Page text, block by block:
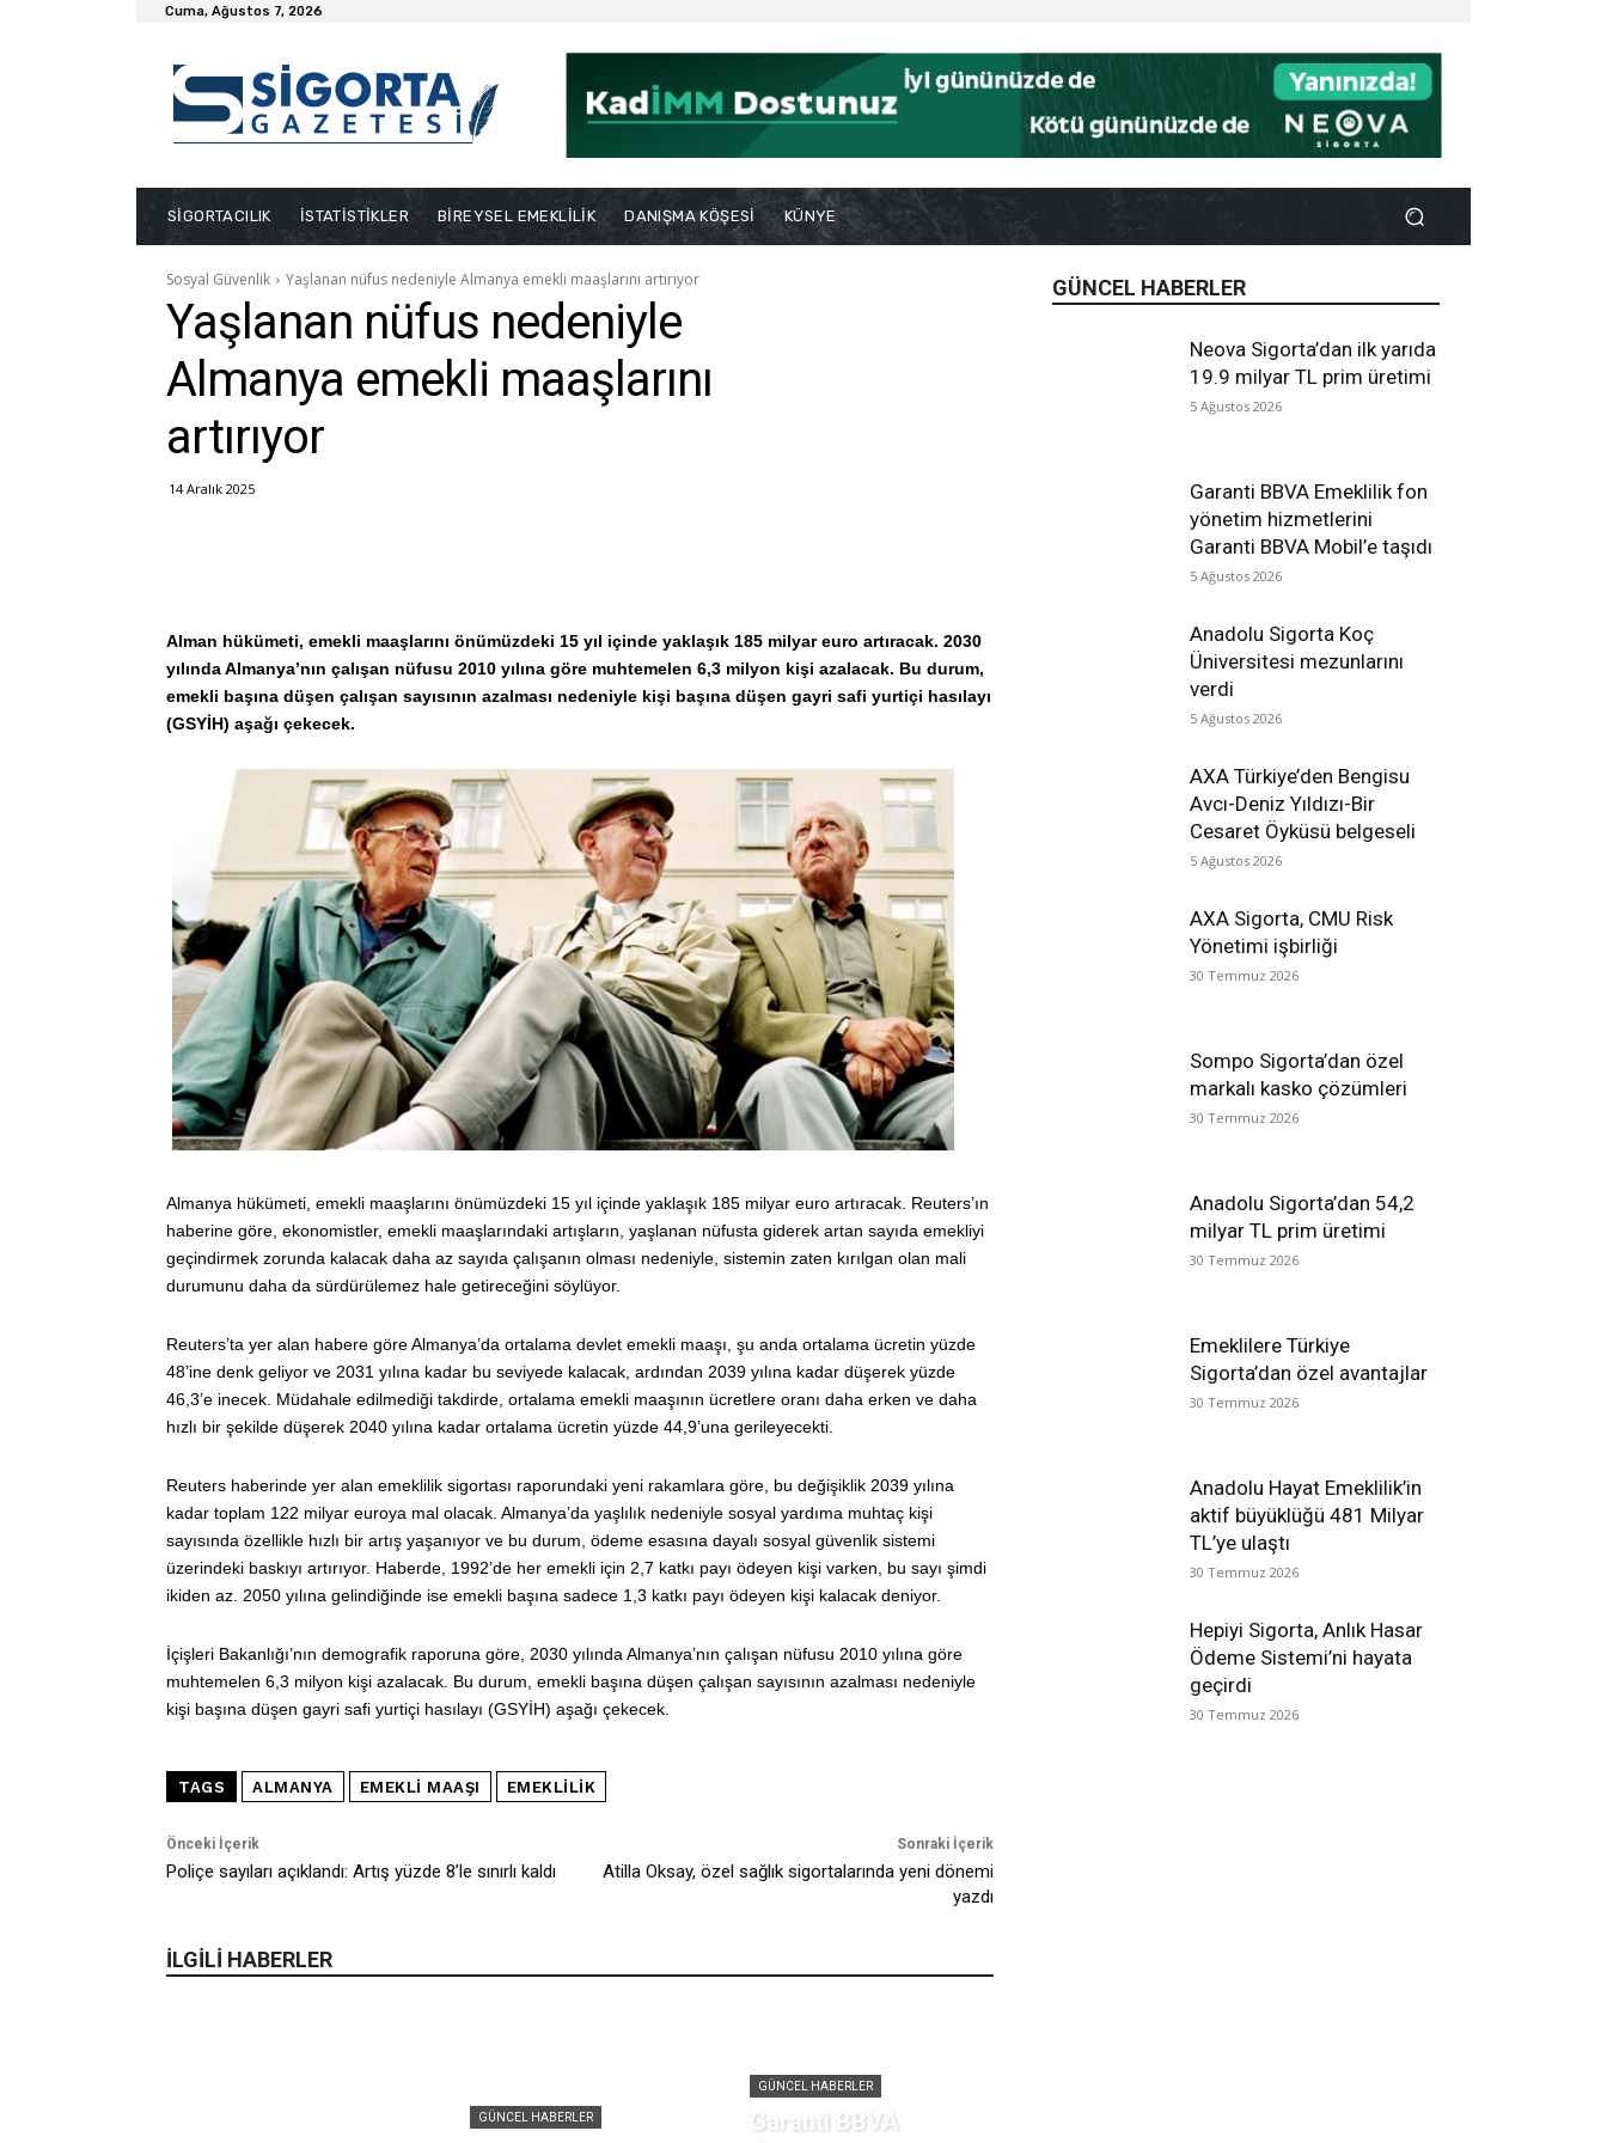
Cuma, Ağustos 7, 2026
SİGORTACILIK İSTATİSTİKLER BİREYSEL EMEKLİLİK DANIŞMA KÖŞESİ KÜNYE
GÜNCEL HABERLER
Neova Sigorta’dan ilk yarıda
19.9 milyar TL prim üretimi
5 Ağustos 2026
Garanti BBVA Emeklilik fon
yönetim hizmetlerini
Garanti BBVA Mobil’e taşıdı
5 Ağustos 2026
Anadolu Sigorta Koç
Üniversitesi mezunlarını
verdi
5 Ağustos 2026
AXA Türkiye’den Bengisu
Avcı-Deniz Yıldızı-Bir
Cesaret Öyküsü belgeseli
5 Ağustos 2026
AXA Sigorta, CMU Risk
Yönetimi işbirliği
30 Temmuz 2026
Sompo Sigorta’dan özel
markalı kasko çözümleri
30 Temmuz 2026
Anadolu Sigorta’dan 54,2
milyar TL prim üretimi
30 Temmuz 2026
Emeklilere Türkiye
Sigorta’dan özel avantajlar
30 Temmuz 2026
Anadolu Hayat Emeklilik’in
aktif büyüklüğü 481 Milyar
TL’ye ulaştı
30 Temmuz 2026
Hepiyi Sigorta, Anlık Hasar
Ödeme Sistemi’ni hayata
geçirdi
30 Temmuz 2026
Sosyal Güvenlik Yaşlanan nüfus nedeniyle Almanya emekli maaşlarını artırıyor
Yaşlanan nüfus nedeniyle
Almanya emekli maaşlarını
artırıyor
14 Aralık 2025
Alman hükümeti, emekli maaşlarını önümüzdeki 15 yıl içinde yaklaşık 185 milyar euro artıracak. 2030
yılında Almanya’nın çalışan nüfusu 2010 yılına göre muhtemelen 6,3 milyon kişi azalacak. Bu durum,
emekli başına düşen çalışan sayısının azalması nedeniyle kişi başına düşen gayri safi yurtiçi hasılayı
(GSYİH) aşağı çekecek.
Almanya hükümeti, emekli maaşlarını önümüzdeki 15 yıl içinde yaklaşık 185 milyar euro artıracak. Reuters’ın
haberine göre, ekonomistler, emekli maaşlarındaki artışların, yaşlanan nüfusta giderek artan sayıda emekliyi
geçindirmek zorunda kalacak daha az sayıda çalışanın olması nedeniyle, sistemin zaten kırılgan olan mali
durumunu daha da sürdürülemez hale getireceğini söylüyor.
Reuters’ta yer alan habere göre Almanya’da ortalama devlet emekli maaşı, şu anda ortalama ücretin yüzde
48’ine denk geliyor ve 2031 yılına kadar bu seviyede kalacak, ardından 2039 yılına kadar düşerek yüzde
46,3’e inecek. Müdahale edilmediği takdirde, ortalama emekli maaşının ücretlere oranı daha erken ve daha
hızlı bir şekilde düşerek 2040 yılına kadar ortalama ücretin yüzde 44,9’una gerileyecekti.
Reuters haberinde yer alan emeklilik sigortası raporundaki yeni rakamlara göre, bu değişiklik 2039 yılına
kadar toplam 122 milyar euroya mal olacak. Almanya’da yaşlılık nedeniyle sosyal yardıma muhtaç kişi
sayısında özellikle hızlı bir artış yaşanıyor ve bu durum, ödeme esasına dayalı sosyal güvenlik sistemi
üzerindeki baskıyı artırıyor. Haberde, 1992’de her emekli için 2,7 katkı payı ödeyen kişi varken, bu sayı şimdi
ikiden az. 2050 yılına gelindiğinde ise emekli başına sadece 1,3 katkı payı ödeyen kişi kalacak deniyor.
İçişleri Bakanlığı’nın demografik raporuna göre, 2030 yılında Almanya’nın çalışan nüfusu 2010 yılına göre
muhtemelen 6,3 milyon kişi azalacak. Bu durum, emekli başına düşen çalışan sayısının azalması nedeniyle
kişi başına düşen gayri safi yurtiçi hasılayı (GSYİH) aşağı çekecek.
TAGS ALMANYA EMEKLI MAAŞI EMEKLILIK
Önceki İçerik
Poliçe sayıları açıklandı: Artış yüzde 8’le sınırlı kaldı
Sonraki İçerik
Atilla Oksay, özel sağlık sigortalarında yeni dönemi
yazdı
İLGİLİ HABERLER
GÜNCEL HABERLER
GÜNCEL HABERLER
Garanti BBVA